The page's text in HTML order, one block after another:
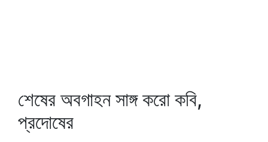
শেষের অবগাহন সাঙ্গ করো কবি,
প্রদোষের